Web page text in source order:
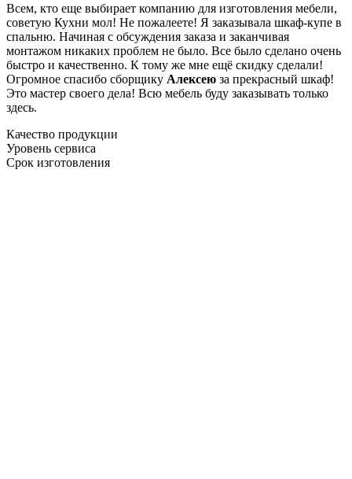
Всем, кто еще выбирает компанию для изготовления мебели,
советую Кухни мол! Не пожалеете! Я заказывала шкаф-купе в
спальню. Начиная с обсуждения заказа и заканчивая
монтажом никаких проблем не было. Все было сделано очень
быстро и качественно. К тому же мне ещё скидку сделали!
Огромное спасибо сборщику Алексею за прекрасный шкаф!
Это мастер своего дела! Всю мебель буду заказывать только
здесь.
Качество продукции
Уровень сервиса
Срок изготовления